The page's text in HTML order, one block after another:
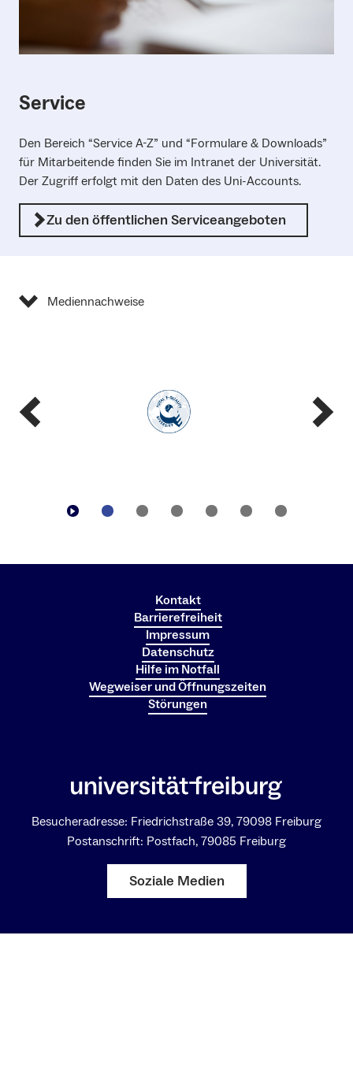
Service
Den Bereich “Service A-Z” und “Formulare & Downloads”
für Mitarbeitende finden Sie im Intranet der Universität.
Der Zugriff erfolgt mit den Daten des Uni-Accounts.
Zu den öffentlichen Serviceangeboten
Mediennachweise
Kontakt
Barrierefreiheit
Impressum
Datenschutz
Hilfe im Notfall
Wegweiser und Öffnungszeiten
Störungen
Besucheradresse: Friedrichstraße 39, 79098 Freiburg
Postanschrift: Postfach, 79085 Freiburg
Soziale Medien